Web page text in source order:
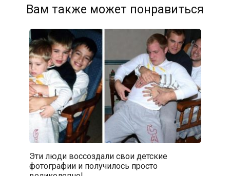
Вам также может понравиться
Эти люди воссоздали свои детские
фотографии и получилось просто